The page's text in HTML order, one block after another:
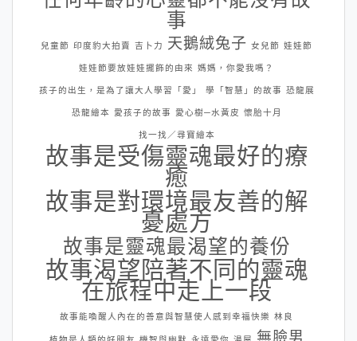
事
兒童節 印度豹大拍賣 吉卜力 天鵝絨兔子 女兒節 娃娃節
娃娃節要放娃娃擺飾的由來 媽媽，你愛我嗎？
孩子的出生，是為了讓大人學習「愛」 學「智慧」的故事 恐龍展
恐龍繪本 愛孩子的故事 愛心樹─水黃皮 懷胎十月
找一找／尋寶繪本
故事是受傷靈魂最好的療
癒
故事是對環境最友善的解
憂處方
故事是靈魂最渴望的養份
故事渴望陪著不同的靈魂
在旅程中走上一段
故事能喚醒人內在的善意與智慧使人感到幸福快樂 林良